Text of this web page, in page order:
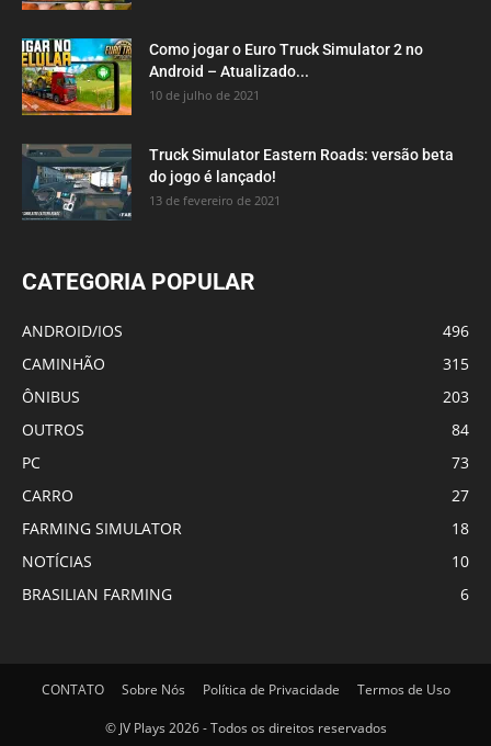
Como jogar o Euro Truck Simulator 2 no
Android – Atualizado...
10 de julho de 2021
Truck Simulator Eastern Roads: versão beta
do jogo é lançado!
13 de fevereiro de 2021
CATEGORIA POPULAR
ANDROID/IOS
496
CAMINHÃO
315
ÔNIBUS
203
OUTROS
84
PC
73
CARRO
27
FARMING SIMULATOR
18
NOTÍCIAS
10
BRASILIAN FARMING
6
CONTATO Sobre Nós Política de Privacidade Termos de Uso
© JV Plays 2026 - Todos os direitos reservados